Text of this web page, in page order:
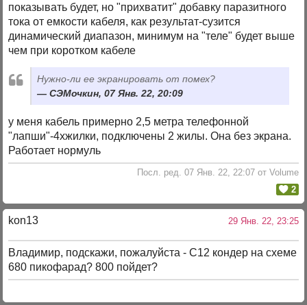
показывать будет, но "прихватит" добавку паразитного
тока от емкости кабеля, как результат-сузится
динамический диапазон, минимум на "теле" будет выше
чем при коротком кабеле
Нужно-ли ее экранировать от помех?
СЭМочкин, 07 Янв. 22, 20:09
у меня кабель примерно 2,5 метра телефонной
"лапши"-4хжилки, подключены 2 жилы. Она без экрана.
Работает нормуль
Посл. ред. 07 Янв. 22, 22:07 от Volume
2
kon13 29 Янв. 22, 23:25
Владимир, подскажи, пожалуйста - С12 кондер на схеме
680 пикофарад? 800 пойдет?